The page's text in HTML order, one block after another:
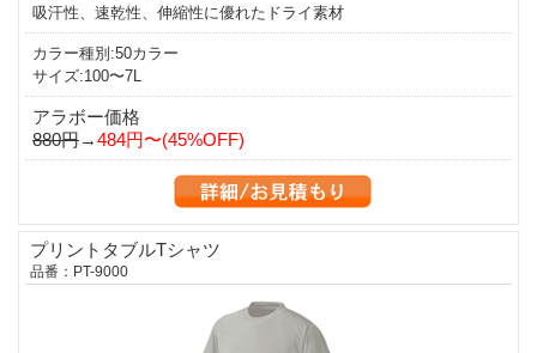
吸汗性、速乾性、伸縮性に優れたドライ素材
カラー種別:50カラー
サイズ:100〜7L
アラボー価格
880円→484円〜(45%OFF)
プリントタブルTシャツ
品番：PT-9000